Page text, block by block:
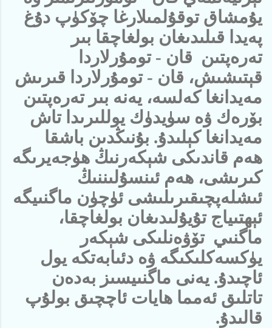
يۇمشاق توقۇلمىلارغا چۆكۈپ دۇغ
پەيدا قىلىدىغان بولغاچقا بىر
تەرەپتىن قان - تومۇرلاردا
قېتىشىش، قان - تومۇرلاردا قىرىش
مەيدانغا كەلسە، يەنە بىر تەرەپتىن
بۆرەك ۋە سۈيدۈك يوللىرىدا تاش
مەيدانغا كېلىدۇ. بۇنىڭدىن باشقا
ھەم قاندىكى شېكەرنىڭ ھۈجەيرىگە
كىرىشى، ھەم ئىنسۇلىننىڭ
ئىشلەپچىقىرىلىشى ئۈچۈن ماگنىيگە
ئېھتىياج تۇيۇلىدىغان بولغاچقا،
ماگنىي تۆۋەنلىكى شېكەر
يۈكسەكلىكىگە ۋە دئىابەتكە يول
ئاچىدۇ. يەنى ماگنىيسىز بەدەن
تاتلىق ئەمما ھايات ئاچچىق بولۇپ
قالىدۇ.